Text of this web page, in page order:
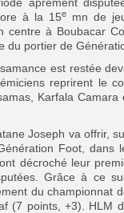
à la 15e
mn de
centre à Boubacar
du portier de
est restée
reprirent le
Karfala Camara
Joseph va offrir,
Foot, dans
décroché leur
Grâce à ce
du championnat
(7 points, +3). HLM